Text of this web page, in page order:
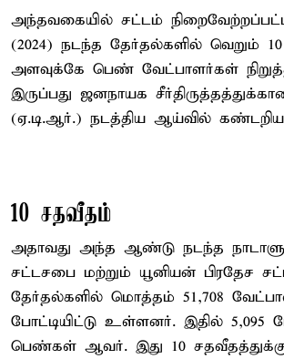
அந்தவகையில் சட்டம்
(2024) நடந்த தேர்தல்களில் வெறும்
அளவுக்கே பெண் வேட்பாளர்கள்
இருப்பது ஜனநாயக
(ஏ.டி.ஆர்.) நடத்திய ஆய்வில்
10 சதவீதம்
அதாவது அந்த ஆண்டு நடந்த
சட்டசபை மற்றும் யூனியன் பிரதேச
தேர்தல்களில் மொத்தம் 51,708
போட்டியிட்டு உள்ளனர். இதில் 5,095
பெண்கள் ஆவர். இது 10